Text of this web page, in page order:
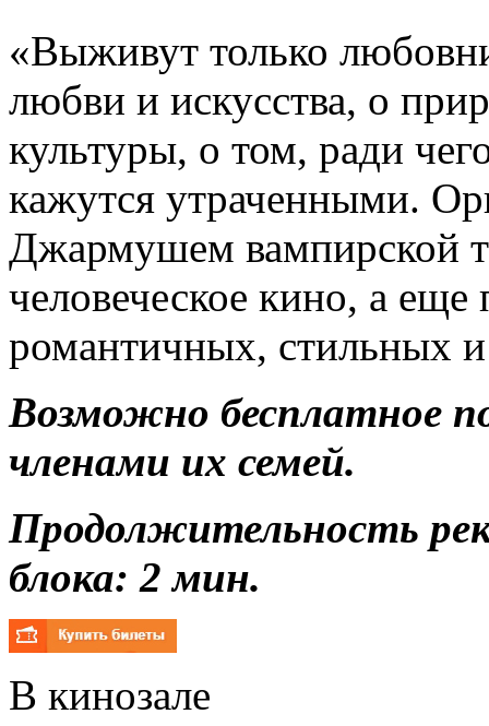
«Выживут только
любви и искусства, о
культуры, о том, ради
кажутся утраченными.
Джармушем вампирской
человеческое кино, а
романтичных, стильных
Возможно бесплатное
членами их семей.
Продолжительность
блока: 2 мин.
В кинозале